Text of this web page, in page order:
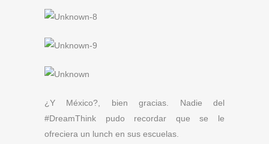
¿Y México?, bien gracias. Nadie del
#DreamThink pudo recordar que se le
ofreciera un lunch en sus escuelas.